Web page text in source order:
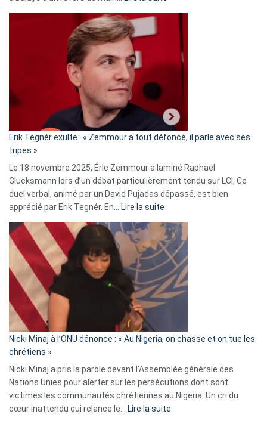
d’alliance
secrète
«
C’est
fake
news
»
Erik Tegnér exulte : « Zemmour a tout défoncé, il parle avec ses
tripes »
Le 18 novembre 2025, Éric Zemmour a laminé Raphaël
Glucksmann lors d’un débat particulièrement tendu sur LCI, Ce
duel verbal, animé par un David Pujadas dépassé, est bien
apprécié par Erik Tegnér. En…
Lire la suite
Tegnér
exulte
« Zemmour
a
tout
parle
ses
tripes »
Nicki Minaj à l’ONU dénonce : « Au Nigeria, on chasse et on tue les
chrétiens »
Nicki Minaj a pris la parole devant l’Assemblée générale des
Nations Unies pour alerter sur les persécutions dont sont
victimes les communautés chrétiennes au Nigeria. Un cri du
cœur inattendu qui relance le…
Lire la suite